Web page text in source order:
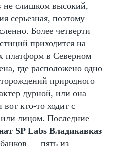
не слишком высокий,
серьезная, поэтому
Более четверти
приходится на
платформ в Северном
где расположено одно
природного
дурной, или она
вот кто-то ходит с
лицом. Последние
SP Labs Владикавказ
— пять из